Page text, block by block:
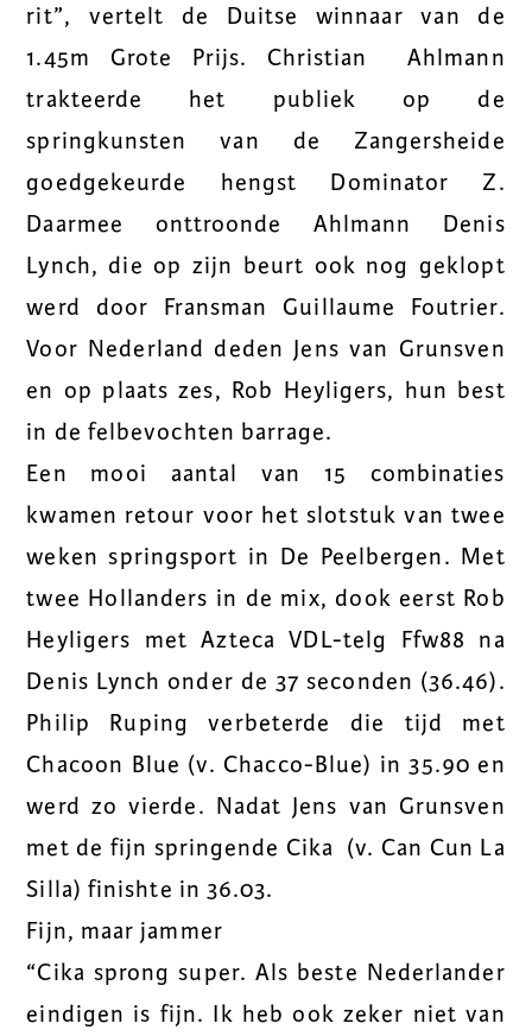
rit”, vertelt de Duitse winnaar van de
1.45m Grote Prijs. Christian Ahlmann
trakteerde het publiek op de
springkunsten van de Zangersheide
goedgekeurde hengst Dominator Z.
Daarmee onttroonde Ahlmann Denis
Lynch, die op zijn beurt ook nog geklopt
werd door Fransman Guillaume Foutrier.
Voor Nederland deden Jens van Grunsven
en op plaats zes, Rob Heyligers, hun best
in de felbevochten barrage.
Een mooi aantal van 15 combinaties
kwamen retour voor het slotstuk van twee
weken springsport in De Peelbergen. Met
twee Hollanders in de mix, dook eerst Rob
Heyligers met Azteca VDL-telg Ffw88 na
Denis Lynch onder de 37 seconden (36.46).
Philip Ruping verbeterde die tijd met
Chacoon Blue (v. Chacco-Blue) in 35.90 en
werd zo vierde. Nadat Jens van Grunsven
met de fijn springende Cika (v. Can Cun La
Silla) finishte in 36.03.
Fijn, maar jammer
“Cika sprong super. Als beste Nederlander
eindigen is fijn. Ik heb ook zeker niet van